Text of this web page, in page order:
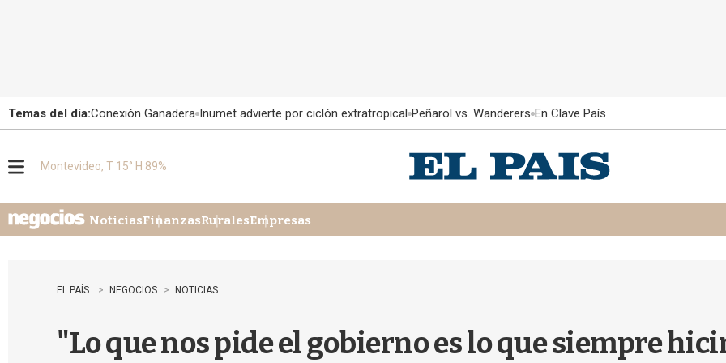
Temas del día:Conexión Ganadera Inumet advierte por ciclón extratropical Peñarol vs. Wanderers En Clave País
u
Montevideo, T 15° H 89%
NoticiasFinanzasRuralesEmpresas
EL PAÍS NEGOCIOS NOTICIAS
"Lo que nos pide el gobierno es lo que siempre